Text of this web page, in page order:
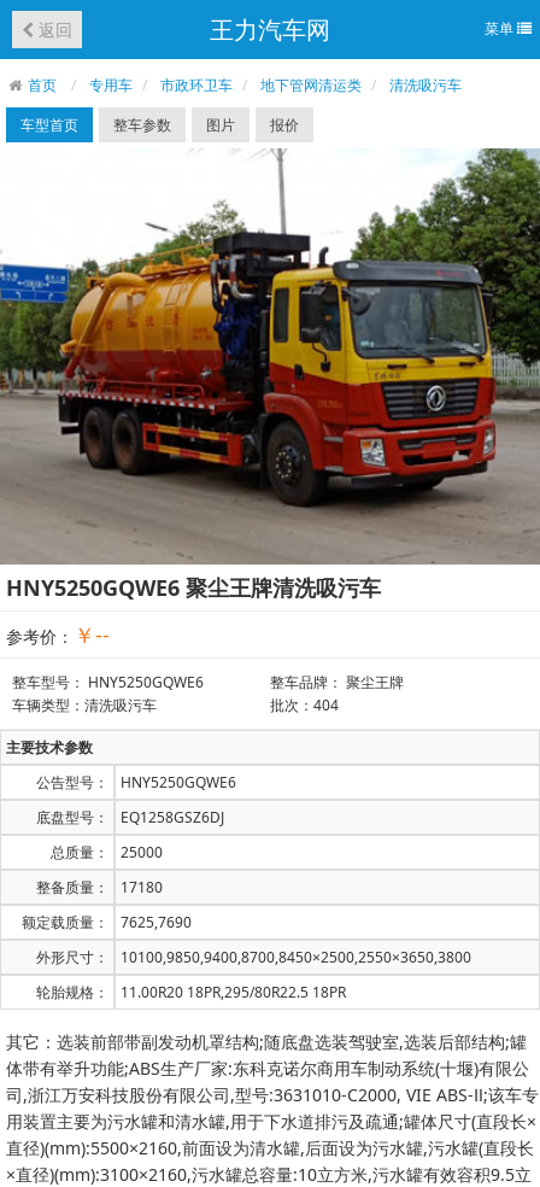
返回 王力汽车网 菜单
首页 专用车 市政环卫车 地下管网清运类
清洗吸污车
车型首页
整车参数 图片 报价
HNY5250GQWE6 聚尘王牌清洗吸污车
参考价： ￥--
整车型号： HNY5250GQWE6
整车品牌： 聚尘王牌
车辆类型：清洗吸污车
批次：404
主要技术参数
公告型号：
HNY5250GQWE6
底盘型号：
EQ1258GSZ6DJ
总质量：
25000
整备质量：
17180
额定载质量：
7625,7690
外形尺寸：
10100,9850,9400,8700,8450×2500,2550×3650,3800
轮胎规格：
11.00R20 18PR,295/80R22.5 18PR
其它：选装前部带副发动机罩结构;随底盘选装驾驶室,选装后部结构;罐
体带有举升功能;ABS生产厂家:东科克诺尔商用车制动系统(十堰)有限公
司,浙江万安科技股份有限公司,型号:3631010-C2000, VIE ABS-Ⅱ;该车专
用装置主要为污水罐和清水罐,用于下水道排污及疏通;罐体尺寸(直段长×
直径)(mm):5500×2160,前面设为清水罐,后面设为污水罐,污水罐(直段长
×直径)(mm):3100×2160,污水罐总容量:10立方米,污水罐有效容积9.5立